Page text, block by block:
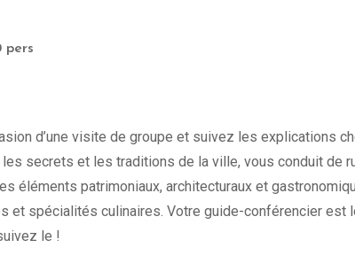
pers
d’une visite de groupe et suivez les explications
secrets et les traditions de la ville, vous conduit de
éléments patrimoniaux, architecturaux et
et spécialités culinaires. Votre guide-conférencier est
le !